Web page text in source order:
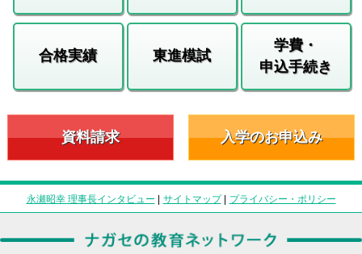
合格実績 東進模試
学費・
申込手続き
資料請求 入学のお申込み
永瀬昭幸 理事長インタビュー | サイトマップ| プライバシー・ポリシー